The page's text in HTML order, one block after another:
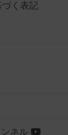
く表記
ネル